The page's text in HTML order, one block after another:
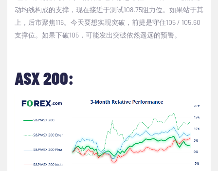
动均线构成的支撑，现在接近于测试108.75阻力位。如果站于其
上，后市聚焦116。今天要想实现突破，前提是守住105 / 105.60
支撑位。如果下破105 ，可能发出突破依然遥远的预警。
ASX 200: